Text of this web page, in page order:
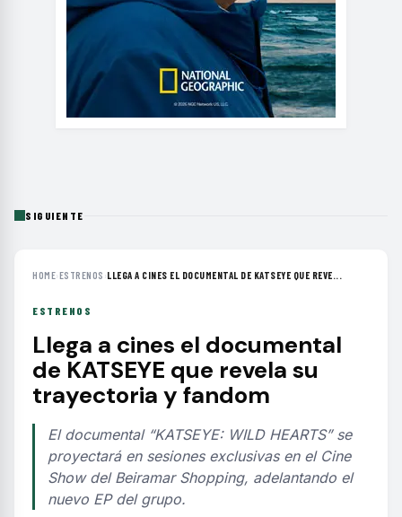
SIGUIENTE
HOME›ESTRENOS ›LLEGA A CINES EL DOCUMENTAL DE KATSEYE QUE REVE...
ESTRENOS
Llega a cines el documental
de KATSEYE que revela su
trayectoria y fandom
El documental “KATSEYE: WILD HEARTS” se
proyectará en sesiones exclusivas en el Cine
Show del Beiramar Shopping, adelantando el
nuevo EP del grupo.